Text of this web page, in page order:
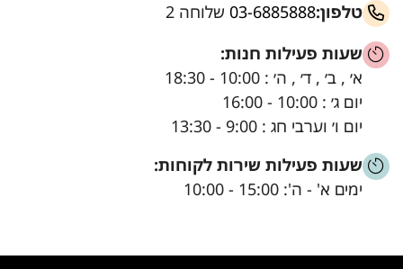
טלפון:03-6885888 שלוחה 2
שעות פעילות חנות:
א׳ , ב׳ , ד׳ , ה׳ : 10:00 - 18:30
יום ג׳ : 10:00 - 16:00
יום ו׳ וערבי חג : 9:00 - 13:30
שעות פעילות שירות לקוחות:
ימים א' - ה': 15:00 - 10:00